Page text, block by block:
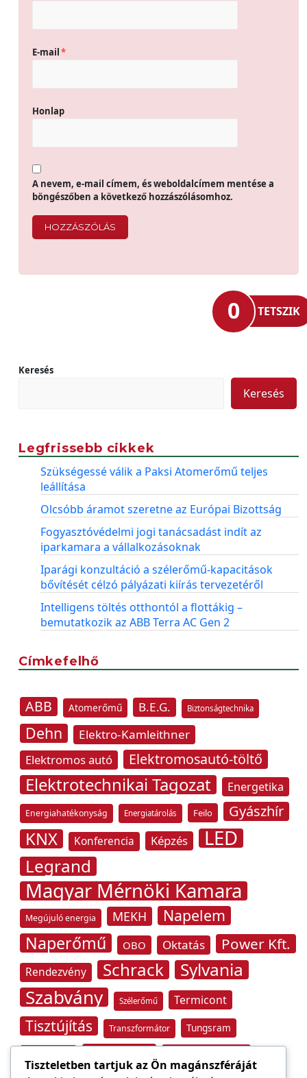
E-mail*
Honlap
A nevem, e-mail címem, és weboldalcímem mentése a
böngészőben a következő hozzászólásomhoz.
0 TETSZIK
Keresés
Keresés
Legfrissebb cikkek
Szükségessé válik a Paksi Atomerőmű teljes
leállítása
Olcsóbb áramot szeretne az Európai Bizottság
Fogyasztóvédelmi jogi tanácsadást indít az
iparkamara a vállalkozásoknak
Iparági konzultáció a szélerőmű-kapacitások
bővítését célzó pályázati kiírás tervezetéről
Intelligens töltés otthontól a flottákig –
bemutatkozik az ABB Terra AC Gen 2
Címkefelhő
ABB Atomerőmű B.E.G. Biztonságtechnika
Dehn
Elektro-Kamleithner
Elektromos autó
Elektromosautó-töltő
Elektrotechnikai Tagozat Energetika
Energiahatékonyság Energiatárolás Feilo Gyászhír
KNX Konferencia Képzés LED
Legrand
Magyar Mérnöki Kamara
Megújuló energia MEKH Napelem
Naperőmű OBO Oktatás Power Kft.
Rendezvény Schrack Sylvania
Szabvány Szélerőmű Termicont
Tisztújítás Transzformátor Tungsram
Tiszteletben tartjuk az Ön magánszféráját